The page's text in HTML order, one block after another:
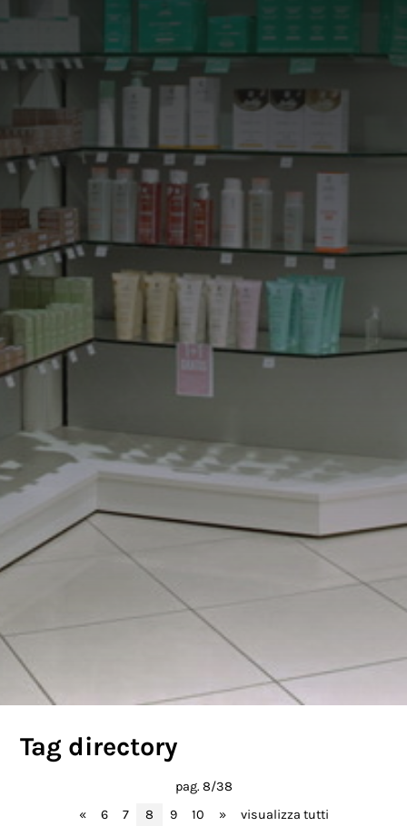
Tag directory
pag. 8/38
«
6 7 8 9 10 » visualizza tutti